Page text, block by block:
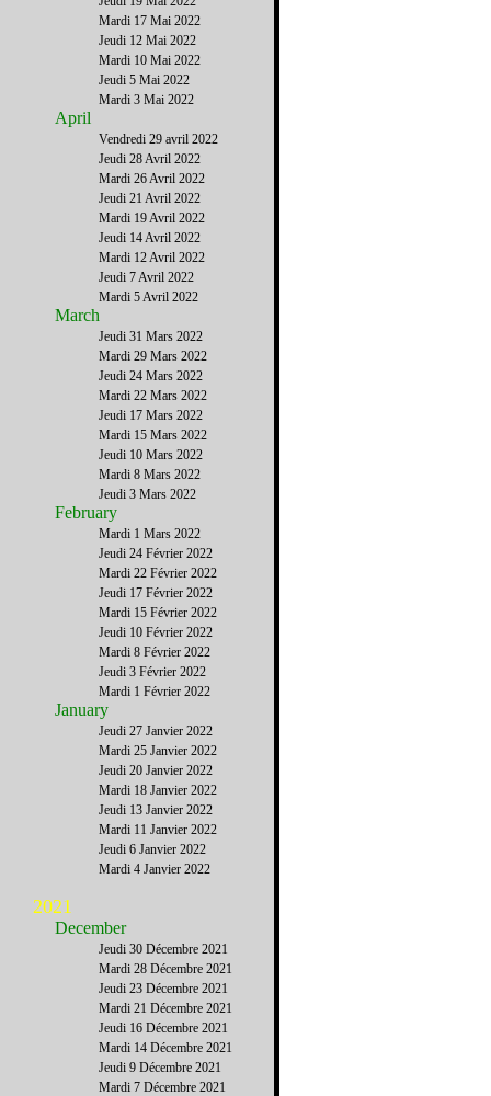
Mardi 17 Mai 2022
Jeudi 12 Mai 2022
Mardi 10 Mai 2022
Jeudi 5 Mai 2022
Mardi 3 Mai 2022
April
Vendredi 29 avril 2022
Jeudi 28 Avril 2022
Mardi 26 Avril 2022
Jeudi 21 Avril 2022
Mardi 19 Avril 2022
Jeudi 14 Avril 2022
Mardi 12 Avril 2022
Jeudi 7 Avril 2022
Mardi 5 Avril 2022
March
Jeudi 31 Mars 2022
Mardi 29 Mars 2022
Jeudi 24 Mars 2022
Mardi 22 Mars 2022
Jeudi 17 Mars 2022
Mardi 15 Mars 2022
Jeudi 10 Mars 2022
Mardi 8 Mars 2022
Jeudi 3 Mars 2022
February
Mardi 1 Mars 2022
Jeudi 24 Février 2022
Mardi 22 Février 2022
Jeudi 17 Février 2022
Mardi 15 Février 2022
Jeudi 10 Février 2022
Mardi 8 Février 2022
Jeudi 3 Février 2022
Mardi 1 Février 2022
January
Jeudi 27 Janvier 2022
Mardi 25 Janvier 2022
Jeudi 20 Janvier 2022
Mardi 18 Janvier 2022
Jeudi 13 Janvier 2022
Mardi 11 Janvier 2022
Jeudi 6 Janvier 2022
Mardi 4 Janvier 2022
2021
December
Jeudi 30 Décembre 2021
Mardi 28 Décembre 2021
Jeudi 23 Décembre 2021
Mardi 21 Décembre 2021
Jeudi 16 Décembre 2021
Mardi 14 Décembre 2021
Jeudi 9 Décembre 2021
Mardi 7 Décembre 2021